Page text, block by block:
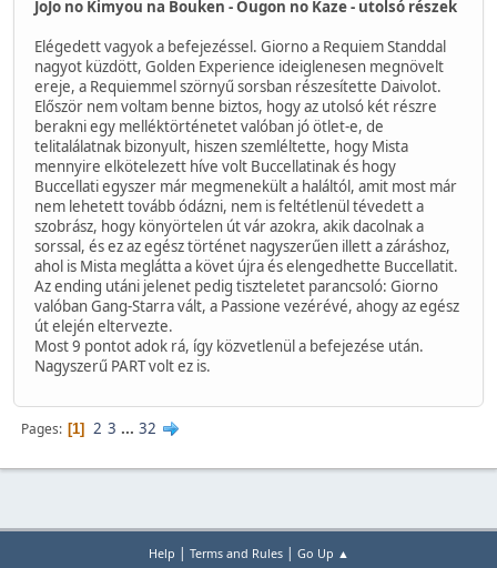
JoJo no Kimyou na Bouken - Ougon no Kaze - utolsó részek
Elégedett vagyok a befejezéssel. Giorno a Requiem Standdal
nagyot küzdött, Golden Experience ideiglenesen megnövelt
ereje, a Requiemmel szörnyű sorsban részesítette Daivolot.
Először nem voltam benne biztos, hogy az utolsó két részre
berakni egy melléktörténetet valóban jó ötlet-e, de
telitalálatnak bizonyult, hiszen szemléltette, hogy Mista
mennyire elkötelezett híve volt Buccellatinak és hogy
Buccellati egyszer már megmenekült a haláltól, amit most már
nem lehetett tovább ódázni, nem is feltétlenül tévedett a
szobrász, hogy könyörtelen út vár azokra, akik dacolnak a
sorssal, és ez az egész történet nagyszerűen illett a záráshoz,
ahol is Mista meglátta a követ újra és elengedhette Buccellatit.
Az ending utáni jelenet pedig tiszteletet parancsoló: Giorno
valóban Gang-Starra vált, a Passione vezérévé, ahogy az egész
út elején eltervezte.
Most 9 pontot adok rá, így közvetlenül a befejezése után.
Nagyszerű PART volt ez is.
Pages 1 2 3 ... 32
Help | Terms and Rules| Go Up ▲